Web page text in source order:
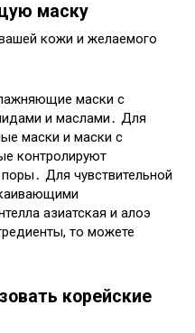
маску
кожи и желаемого
маски с
и маслами․ Для
маски и маски с
контролируют
Для чувствительной
азиатская и алоэ
то можете
корейские